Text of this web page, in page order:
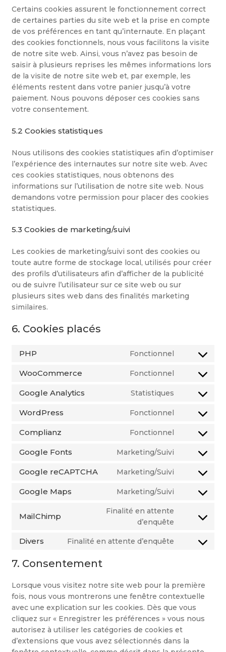
Certains cookies assurent le fonctionnement correct
de certaines parties du site web et la prise en compte
de vos préférences en tant qu’internaute. En plaçant
des cookies fonctionnels, nous vous facilitons la visite
de notre site web. Ainsi, vous n’avez pas besoin de
saisir à plusieurs reprises les mêmes informations lors
de la visite de notre site web et, par exemple, les
éléments restent dans votre panier jusqu’à votre
paiement. Nous pouvons déposer ces cookies sans
votre consentement.
5.2 Cookies statistiques
Nous utilisons des cookies statistiques afin d’optimiser
l’expérience des internautes sur notre site web. Avec
ces cookies statistiques, nous obtenons des
informations sur l’utilisation de notre site web. Nous
demandons votre permission pour placer des cookies
statistiques.
5.3 Cookies de marketing/suivi
Les cookies de marketing/suivi sont des cookies ou
toute autre forme de stockage local, utilisés pour créer
des profils d’utilisateurs afin d’afficher de la publicité
ou de suivre l’utilisateur sur ce site web ou sur
plusieurs sites web dans des finalités marketing
similaires.
6. Cookies placés
PHP Fonctionnel
Consent
WooCommerce Fonctionnel
Consent
Google Analytics Statistiques
Consent
google-
WordPress Fonctionnel
Consent
wordpress
Complianz Fonctionnel
Consent
complianz
Google Fonts Marketing/Suivi
Consent
google-
Google reCAPTCHA Marketing/Suivi
Consent
recaptcha
Google Maps Marketing/Suivi
Consent
service
maps
MailChimp
Finalité en attente
d’enquête
Consent
service
Divers Finalité en attente d’enquête
Consent
7. Consentement
Lorsque vous visitez notre site web pour la première
fois, nous vous montrerons une fenêtre contextuelle
avec une explication sur les cookies. Dès que vous
cliquez sur « Enregistrer les préférences » vous nous
autorisez à utiliser les catégories de cookies et
d’extensions que vous avez sélectionnés dans la